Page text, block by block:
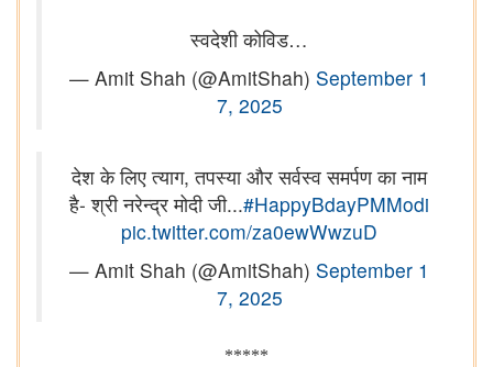
स्वदेशी कोविड…
— Amit Shah (@AmitShah) September 1
7, 2025
देश के लिए त्याग, तपस्या और सर्वस्व समर्पण का नाम
है- श्री नरेन्द्र मोदी जी...#HappyBdayPMModi
pic.twitter.com/za0ewWwzuD
— Amit Shah (@AmitShah) September 1
7, 2025
*****